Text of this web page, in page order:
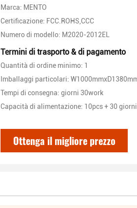
Marca: MENTO
Certificazione: FCC.ROHS,CCC
Numero di modello: M2020-2012EL
Termini di trasporto & di pagamento
Quantità di ordine minimo: 1
Imballaggi particolari:
Tempi di consegna: giorni 30work
Capacità di alimentazione: 10pcs + 30
Ottenga il migliore prezzo